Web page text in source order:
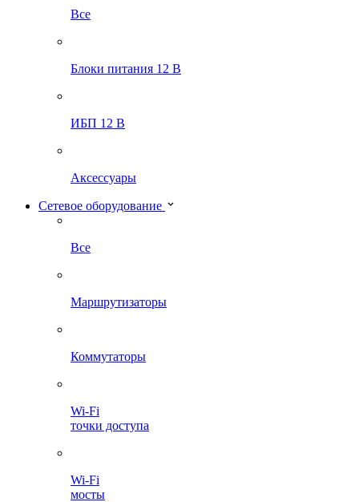
Все
Блоки питания 12 В
ИБП 12 В
Аксессуары
Сетевое оборудование
Все
Маршрутизаторы
Коммутаторы
Wi-Fi
точки доступа
Wi-Fi
мосты